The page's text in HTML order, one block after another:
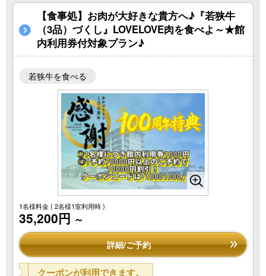
【食事処】お肉が大好きな貴方へ♪『若狭牛
（3品）づくし』LOVELOVE肉を食べよ～★館
内利用券付対象プラン♪
若狭牛を食べる
1名様料金( 2名様1室利用時 )
35,200円 ～
詳細/ご予約
クーポンが利用できます。